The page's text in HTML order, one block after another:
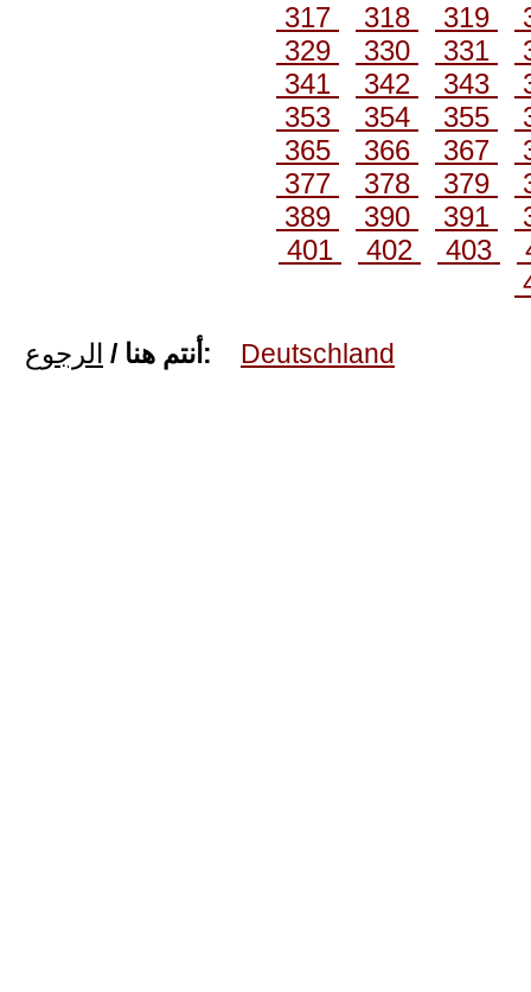
317
318 319
329
330 331
341
342 343
353
354 355
365
366 367
377
378 379
389
390 391
401
402 403
أنتم هنا / الرجوع : Deutschland